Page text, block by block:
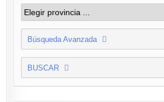
Búsqueda Avanzada
BUSCAR